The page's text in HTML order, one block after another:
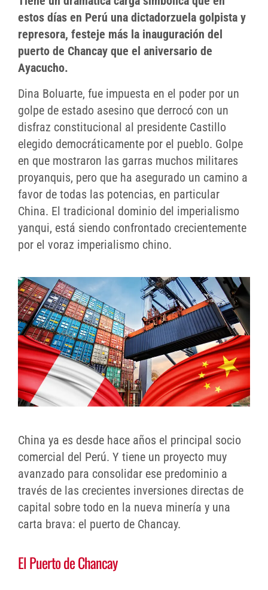
estos días en Perú una dictadorzuela golpista y
represora, festeje más la inauguración del
puerto de Chancay que el aniversario de
Ayacucho.
Dina Boluarte, fue impuesta en el poder por un
golpe de estado asesino que derrocó con un
disfraz constitucional al presidente Castillo
elegido democráticamente por el pueblo. Golpe
en que mostraron las garras muchos militares
proyanquis, pero que ha asegurado un camino a
favor de todas las potencias, en particular
China. El tradicional dominio del imperialismo
yanqui, está siendo confrontado crecientemente
por el voraz imperialismo chino.
China ya es desde hace años el principal socio
comercial del Perú. Y tiene un proyecto muy
avanzado para consolidar ese predominio a
través de las crecientes inversiones directas de
capital sobre todo en la nueva minería y una
carta brava: el puerto de Chancay.
El Puerto de Chancay